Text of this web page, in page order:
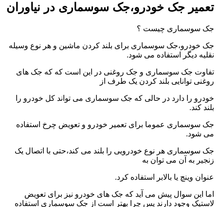
تعمیر جک خودرو،جک سوسماری در نیاوران
جک سوسماری چیست ؟
جک خودرو،جک سوسماری برای بلند کردن ماشین و هر نوع وسیله
نقلیه دیگر استفاده می شود.
تفاوت جک سوسماری و جک روغنی در این است که که جک های
روغنی توانایی بلند کردن یک طرف از
خودرو را دارد در حالی که جک سوسماری می تواند کل خودرو را
بلند کند.
جک سوسماری عموما برای تعمیر خودرو و تعویض چرخ استفاده
می شود.
جک سوسماری هر نوع خودرویی را بلند می کند،حتی با اتصال یک
زنجیر به آن می توان به
عنوان وینچ یا بالابر استفاده کرد.
اما این سوال پیش می آید که جک های خودرو نیز برای تعویض
لاستیک وجود دارند پس چرا بهتر است از جک سوسماری استفاده